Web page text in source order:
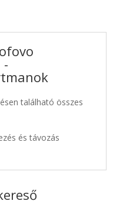
-
található összes
és távozás